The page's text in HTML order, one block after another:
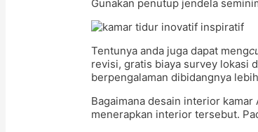
Gunakan penutup jendela
Tentunya anda juga dapat meng
revisi, gratis biaya survey lokasi
berpengalaman dibidangnya
Bagaimana desain interior
menerapkan interior tersebut.